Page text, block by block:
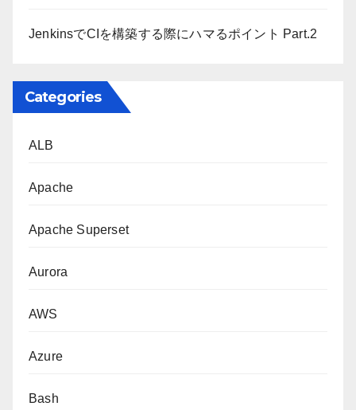
JenkinsでCIを構築する際にハマるポイント Part.2
Categories
ALB
Apache
Apache Superset
Aurora
AWS
Azure
Bash